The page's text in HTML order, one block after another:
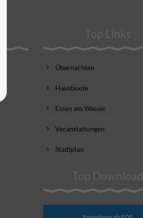
Top Links
Übernachten
Hausboote
Essen am Wasser
Veranstaltungen
Stadtplan
Top Download
Reiseplaner als PDF